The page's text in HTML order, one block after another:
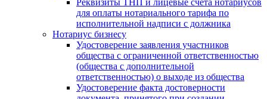
Реквизиты ТНП и лицевые счета нотариусов
для оплаты нотариального тарифа по
исполнительной надписи с должника
Нотариус бизнесу
Удостоверение заявления участников
общества с ограниченной ответственностью
(общества с дополнительной
ответственностью) о выходе из общества
Удостоверение факта достоверности